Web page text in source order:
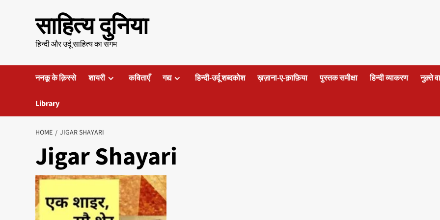
साहित्य दुनिया
हिन्दी और उर्दू साहित्य का संगम
ननकू के क़िस्से शायरी कविताएँ गद्य हिन्दी-उर्दू शब्दकोश ख़ज़ाना-ए-क़ाफ़िया पुस्तक समीक्षा हिन्दी व्याकरण नुक़्ते
Library
HOME JIGAR SHAYARI
Jigar Shayari